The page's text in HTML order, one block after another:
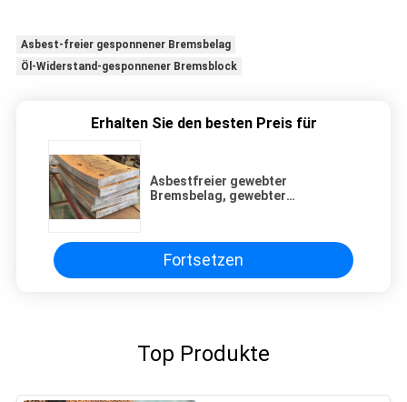
Asbest-freier gesponnener Bremsbelag
Öl-Widerstand-gesponnener Bremsblock
Erhalten Sie den besten Preis für
Asbestfreier gewebter
Bremsbelag, gewebter
Fortsetzen
Top Produkte